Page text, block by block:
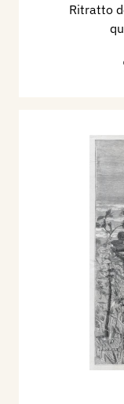
Ritratto